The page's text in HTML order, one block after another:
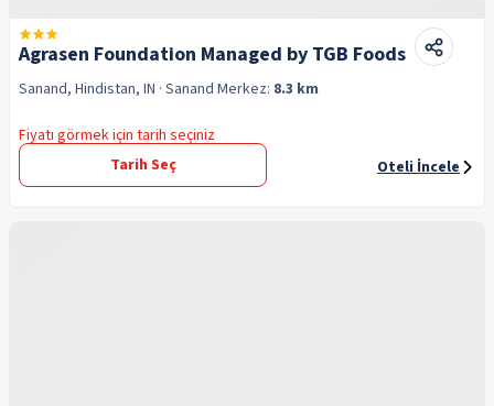
Agrasen Foundation Managed by TGB Foods
Sanand, Hindistan, IN · Sanand Merkez: 8.3 km
Fiyatı görmek için tarih seçiniz
Tarih Seç
Oteli İncele